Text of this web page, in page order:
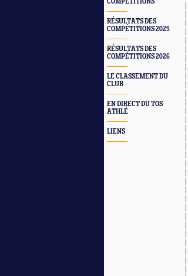
RÉSULTATS DES
COMPÉTITIONS 2025
RÉSULTATS DES
COMPÉTITIONS 2026
LE CLASSEMENT DU
CLUB
EN DIRECT DU TOS
ATHLÉ
LIENS